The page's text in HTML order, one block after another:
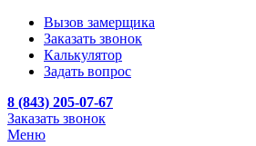
Вызов замерщика
Заказать звонок
Калькулятор
Задать вопрос
8 (843) 205-07-67
Заказать звонок
Меню